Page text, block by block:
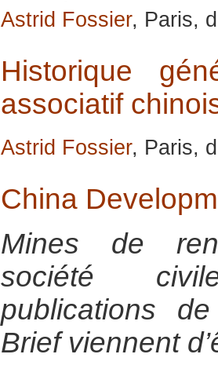
Astrid Fossier, Paris,
Historique
associatif
Astrid Fossier, Paris,
China
Mines de
société
publications
Brief viennent